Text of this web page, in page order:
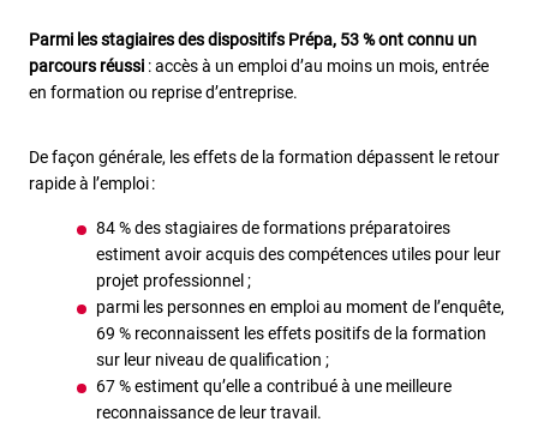
Parmi les stagiaires des dispositifs Prépa, 53 % ont connu un
parcours réussi : accès à un emploi d’au moins un mois, entrée
en formation ou reprise d’entreprise.
De façon générale, les effets de la formation dépassent le retour
rapide à l’emploi :
84 % des stagiaires de formations préparatoires
estiment avoir acquis des compétences utiles pour leur
projet professionnel ;
parmi les personnes en emploi au moment de l’enquête,
69 % reconnaissent les effets positifs de la formation
sur leur niveau de qualification ;
67 % estiment qu’elle a contribué à une meilleure
reconnaissance de leur travail.